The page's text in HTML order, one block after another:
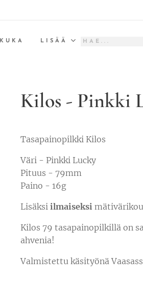
KUKA LISÄÄ
Kilos - Pinkki
Tasapainopilkki Kilos
Väri - Pinkki Lucky
Pituus - 79mm
Paino - 16g
Lisäksiilmaiseksi
Kilos 79 tasapainopilkillä on
ahvenia!
Valmistettu käsityönä